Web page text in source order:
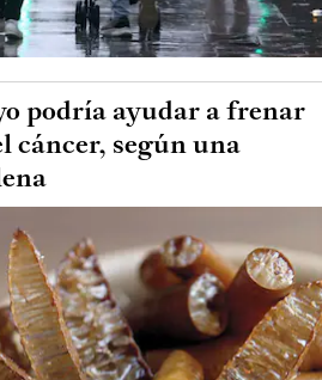
podría ayudar a frenar
cáncer, según una